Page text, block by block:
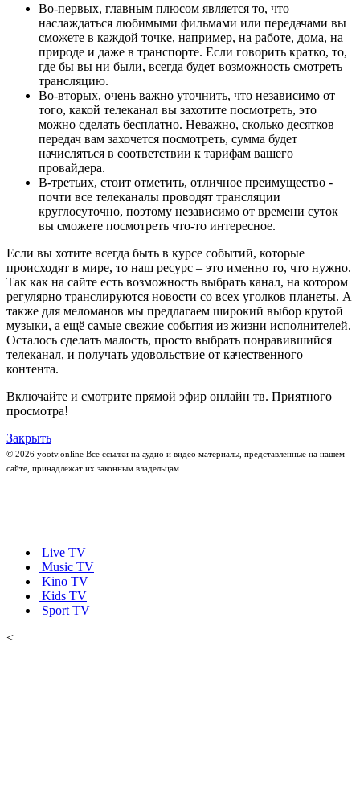
Во-первых, главным плюсом является то, что
наслаждаться любимыми фильмами или передачами вы
сможете в каждой точке, например, на работе, дома, на
природе и даже в транспорте. Если говорить кратко, то,
где бы вы ни были, всегда будет возможность смотреть
трансляцию.
Во-вторых, очень важно уточнить, что независимо от
того, какой телеканал вы захотите посмотреть, это
можно сделать бесплатно. Неважно, сколько десятков
передач вам захочется посмотреть, сумма будет
начисляться в соответствии к тарифам вашего
провайдера.
В-третьих, стоит отметить, отличное преимущество -
почти все телеканалы проводят трансляции
круглосуточно, поэтому независимо от времени суток
вы сможете посмотреть что-то интересное.
Если вы хотите всегда быть в курсе событий, которые
происходят в мире, то наш ресурс – это именно то, что нужно.
Так как на сайте есть возможность выбрать канал, на котором
регулярно транслируются новости со всех уголков планеты. А
также для меломанов мы предлагаем широкий выбор крутой
музыки, а ещё самые свежие события из жизни исполнителей.
Осталось сделать малость, просто выбрать понравившийся
телеканал, и получать удовольствие от качественного
контента.
Включайте и смотрите прямой эфир онлайн тв. Приятного
просмотра!
Закрыть
© 2026 yootv.online Все ссылки на аудио и видео материалы, представленные на нашем
сайте, принадлежат их законным владельцам.
Live TV
Music TV
Kino TV
Kids TV
Sport TV
<